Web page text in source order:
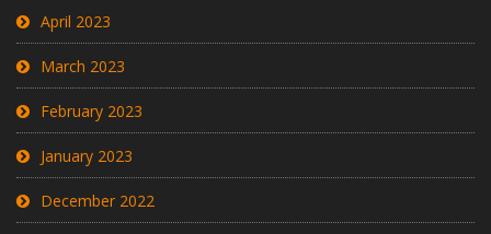
April 2023
March 2023
February 2023
January 2023
December 2022